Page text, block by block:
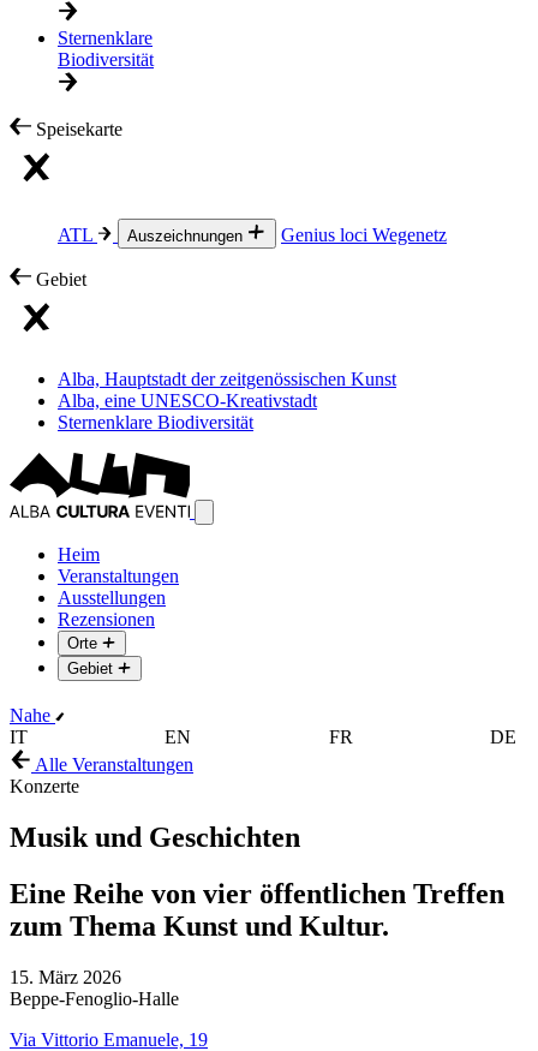
Sternenklare
Biodiversität
Speisekarte
ATL Auszeichnungen Genius loci Wegenetz
Gebiet
Alba, Hauptstadt der zeitgenössischen Kunst
Alba, eine UNESCO-Kreativstadt
Sternenklare Biodiversität
Heim
Veranstaltungen
Ausstellungen
Rezensionen
Orte
Gebiet
Nahe
IT
EN FR
DE
Alle Veranstaltungen
Konzerte
Musik und Geschichten
Eine Reihe von vier öffentlichen Treffen
zum Thema Kunst und Kultur.
15. März 2026
Beppe-Fenoglio-Halle
Via Vittorio Emanuele, 19